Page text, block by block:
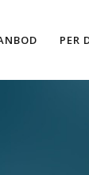
PER